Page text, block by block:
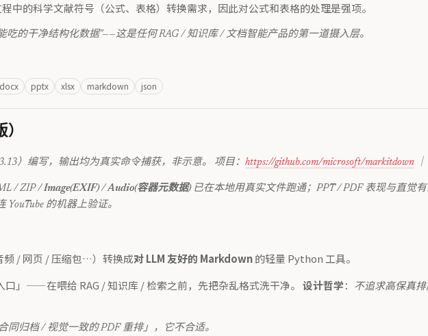
中的科学文献符号（公式、表格）转换需求，因此对公式和表格的处理是强项。
吃的干净结构化数据"——这是任何 RAG / 知识库 / 文档智能产品的第一道摄入层。
docx pptx xlsx markdown json
）编写，输出均为真实命令捕获，非示意。 项目： https://github.com/microsoft/markitdown
/ ZIP / Image(EXIF)/Audio(容器元数据)已在本地用真实文件跑通；PPT / PDF 表现与直觉
的机器上验证。
频 / 网页 / 压缩包…）转换成对 LLM 友好的 Markdown的轻量 Python 工具。
口」——在喂给 RAG / 知识库 / 检索之前，先把杂乱格式洗干净。 设计哲学： 不追求高保真
归档 / 视觉一致的 PDF 重排」，它不合适。